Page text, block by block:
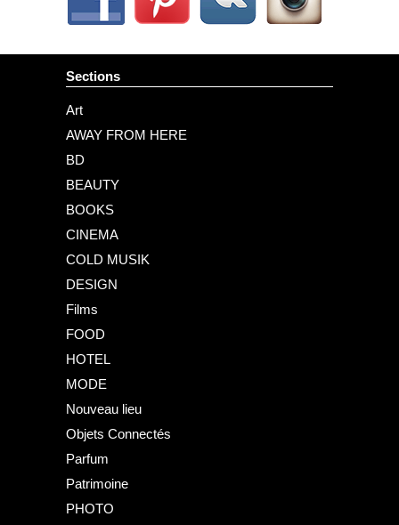
Sections
Art
AWAY FROM HERE
BD
BEAUTY
BOOKS
CINEMA
COLD MUSIK
DESIGN
Films
FOOD
HOTEL
MODE
Nouveau lieu
Objets Connectés
Parfum
Patrimoine
PHOTO